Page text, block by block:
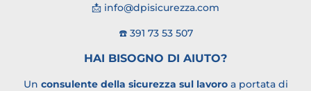
📩 info@dpisicurezza.com
☎️ 391 73 53 507
HAI BISOGNO DI AIUTO?
Un consulente della sicurezza sul lavoroa portata di